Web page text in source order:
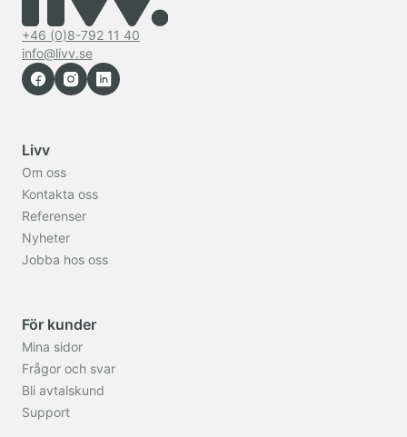
+46 (0)8-792 11 40
info@livv.se
Livv
Om oss
Kontakta oss
Referenser
Nyheter
Jobba hos oss
För kunder
Mina sidor
Frågor och svar
Bli avtalskund
Support